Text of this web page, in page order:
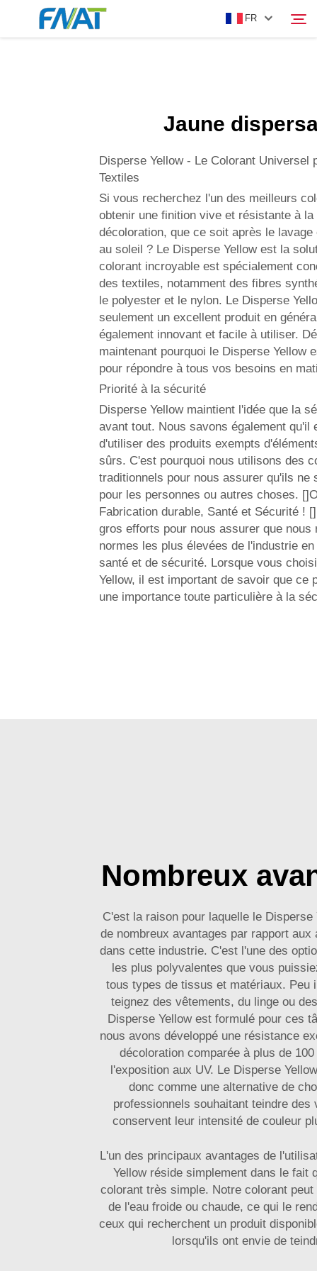
FR
NOUS CONTACTER
Jaune
Disperse Yellow - Le Colorant Universel
Textiles
Si vous recherchez l'un des meilleurs
obtenir une finition vive et résistante à
décoloration, que ce soit après le lavage
au soleil ? Le Disperse Yellow est la
colorant incroyable est spécialement
des textiles, notamment des fibres
le polyester et le nylon. Le Disperse
seulement un excellent produit en
également innovant et facile à utiliser.
maintenant pourquoi le Disperse Yellow
pour répondre à tous vos besoins en
Priorité à la sécurité
Disperse Yellow maintient l'idée que la
avant tout. Nous savons également qu'il
d'utiliser des produits exempts
sûrs. C'est pourquoi nous utilisons des
traditionnels pour nous assurer qu'ils ne
pour les personnes ou autres choses.
Fabrication durable, Santé et Sécurité !
gros efforts pour nous assurer que nous
normes les plus élevées de l'industrie
santé et de sécurité. Lorsque vous
Yellow, il est important de savoir que ce
une importance toute particulière à la
Nombreux
C'est la raison pour laquelle le Disperse
de nombreux avantages par rapport aux
dans cette industrie. C'est l'une des
les plus polyvalentes que vous
tous types de tissus et matériaux. Peu
teignez des vêtements, du linge ou
Disperse Yellow est formulé pour ces
nous avons développé une résistance
décoloration comparée à plus de
l'exposition aux UV. Le Disperse
donc comme une alternative de
professionnels souhaitant teindre des
conservent leur intensité de couleur
L'un des principaux avantages de
Yellow réside simplement dans le fait
colorant très simple. Notre colorant
de l'eau froide ou chaude, ce qui le
ceux qui recherchent un produit
lorsqu'ils ont envie de